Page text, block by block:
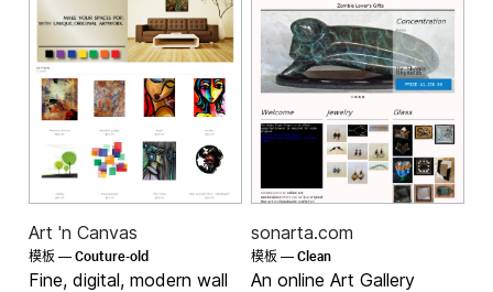
Art 'n Canvas
模板 —Couture-old
Fine, digital, modern wall
sonarta.com
模板 — Clean
An online Art Gallery